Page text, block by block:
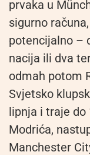
prvaka u
sigurno
potencijalno –
nacija ili dva
odmah potom
Svjetsko
lipnja i traje do
Modrića,
Manchester